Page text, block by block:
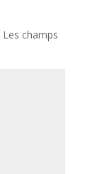
Les champs